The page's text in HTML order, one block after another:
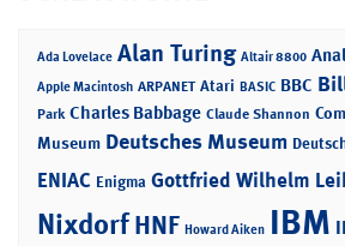
Ada Lovelace Alan Turing Altair 8800
Apple Macintosh ARPANET Atari BASIC BBC
Park Charles Babbage Claude Shannon
Museum Deutsches Museum
ENIAC Enigma Gottfried Wilhelm
NixdorfHNF Howard Aiken IBM